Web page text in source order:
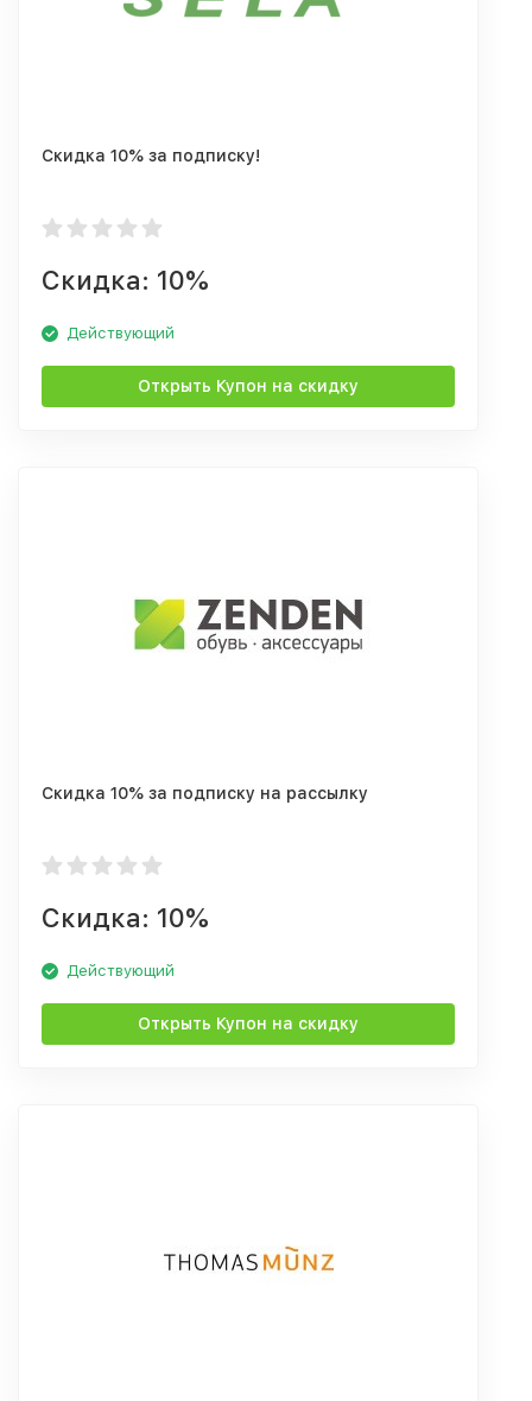
Скидка 10% за подписку!
Скидка: 10%
Действующий
Открыть Купон на скидку
Скидка 10% за подписку на рассылку
Скидка: 10%
Действующий
Открыть Купон на скидку